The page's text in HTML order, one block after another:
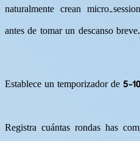
naturalmente crean
antes de tomar un descanso
Establece un temporizador de
Registra cuántas rondas has